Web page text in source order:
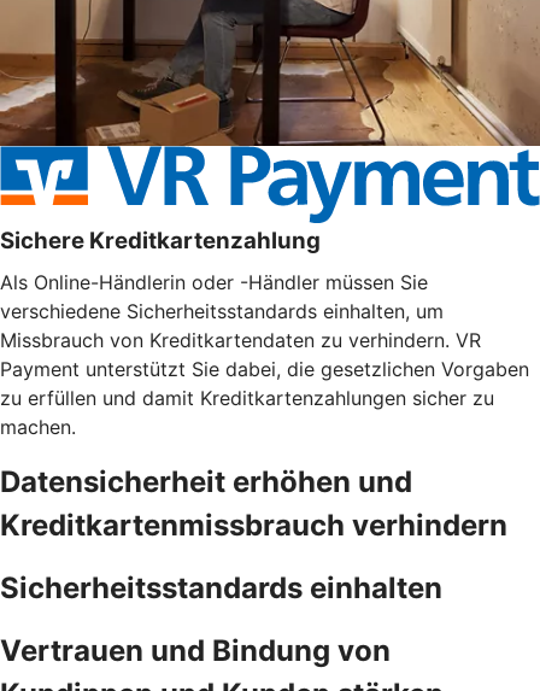
Sichere Kreditkartenzahlung
Als Online-Händlerin oder -Händler müssen Sie
verschiedene Sicherheitsstandards einhalten, um
Missbrauch von Kreditkartendaten zu verhindern. VR
Payment unterstützt Sie dabei, die gesetzlichen Vorgaben
zu erfüllen und damit Kreditkartenzahlungen sicher zu
machen.
Datensicherheit erhöhen und
Kreditkartenmissbrauch verhindern
Sicherheitsstandards einhalten
Vertrauen und Bindung von